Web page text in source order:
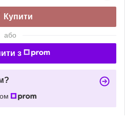
Купити
або
з